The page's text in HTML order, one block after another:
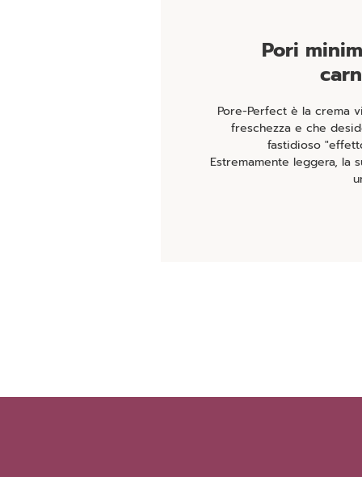
Pori
Pore-Perfect è la crema
freschezza e che
fastidioso
Estremamente leggera,